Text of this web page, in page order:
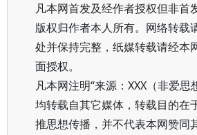
凡本网首发及经作者授权但非首
版权归作者本人所有。网络转载
处并保持完整，纸媒转载请经本
面授权。
凡本网注明“来源：XXX（非爱思
均转载自其它媒体，转载目的在
推思想传播，并不代表本网赞同